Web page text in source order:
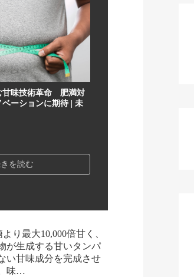
甘味技術革命 肥満対
ーションに期待 | 未
を読む
り最大10,000倍甘く、
が生成する甘いタンパ
い甘味成分を完成させ
味…